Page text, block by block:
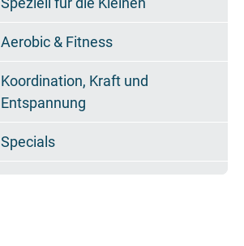
Aerobic & Fitness
Koordination, Kraft und
Entspannung
Specials